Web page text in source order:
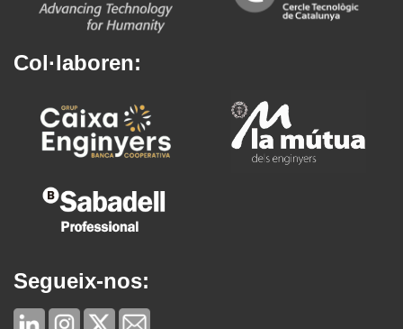
Col·laboren:
Segueix-nos: